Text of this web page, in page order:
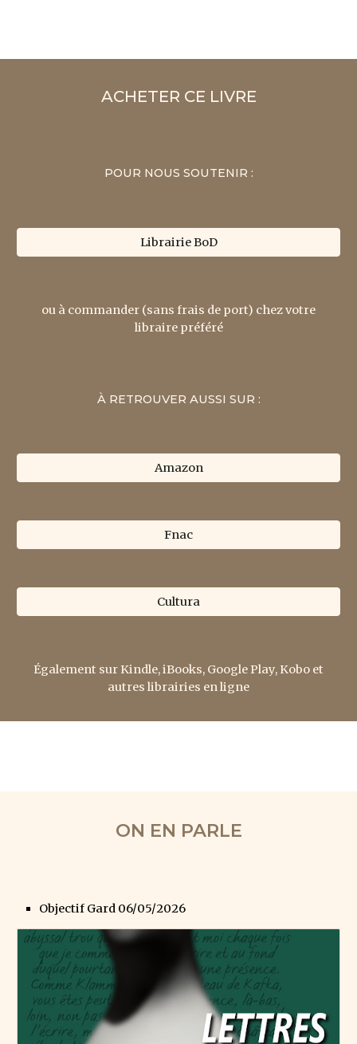
ACHETER CE LIVRE
POUR NOUS SOUTENIR :
Librairie BoD
ou à commander (sans frais de port) chez votre
libraire préféré
À RETROUVER AUSSI SUR :
Amazon
Fnac
Cultura
Également sur Kindle, iBooks, Google Play, Kobo et
autres librairies en ligne
ON EN PARLE
Objectif Gard 06/05/2026